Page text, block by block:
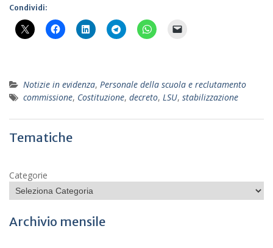
Condividi:
Notizie in evidenza, Personale della scuola e reclutamento
commissione, Costituzione, decreto, LSU, stabilizzazione
Tematiche
Categorie
Archivio mensile